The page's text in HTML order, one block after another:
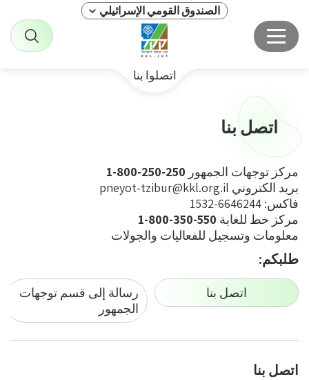
الصندوق القومي الإسرائيلي
اتصلوا بنا
اتصل بنا
مركز توجهات الجمهور 250-250-800-1
بريد الكتروني pneyot-tzibur@kkl.org.il
فاكس: 6646244-1532
مركز خط للغابة 550-350-800-1
معلومات وتسجيل للفعاليات والجولات
طلبكم:
اتصل بنا
رسالة إلى قسم توجهات
الجمهور
اتصل بنا